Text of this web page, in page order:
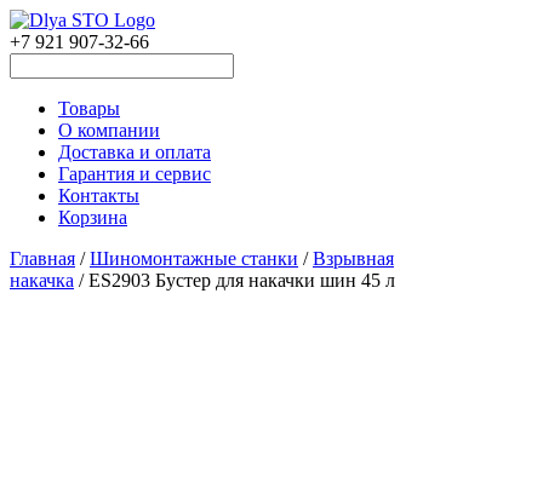
+7 921 907-32-66
Товары
О компании
Доставка и оплата
Гарантия и сервис
Контакты
Корзина
Главная /Шиномонтажные станки /Взрывная
накачка / ES2903 Бустер для накачки шин 45 л